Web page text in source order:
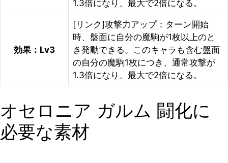
1.3倍になり、最大で2倍になる。
効果：Lv3
[リンク]攻撃力アップ：ターン開始
時、盤面に自分の魔駒が1枚以上のと
き発動できる。このキャラも含む盤面
の自分の魔駒1枚につき、通常攻撃が
1.3倍になり、最大で2倍になる。
オセロニア ガルム 闘化に
必要な素材